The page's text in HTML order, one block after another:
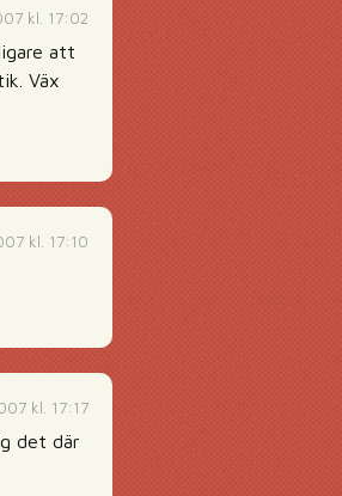
kl. 17:02
att
Väx
kl. 17:10
kl. 17:17
det där